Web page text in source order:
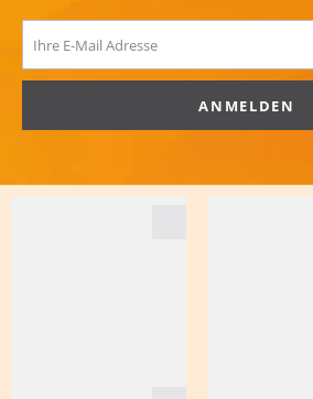
ANMELDEN